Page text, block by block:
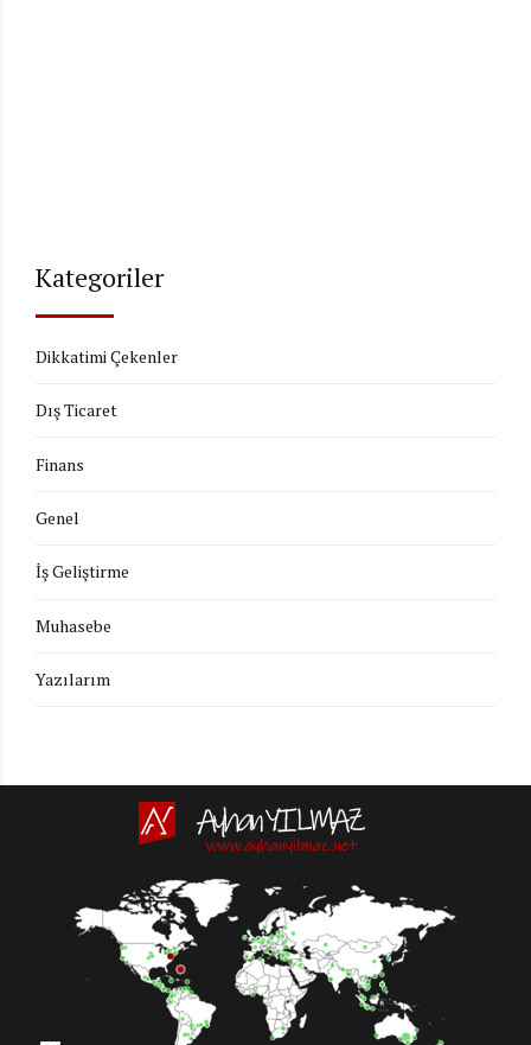
Kategoriler
Dikkatimi Çekenler
Dış Ticaret
Finans
Genel
İş Geliştirme
Muhasebe
Yazılarım